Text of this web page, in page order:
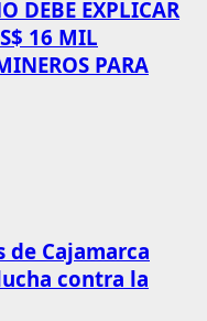
DEBE EXPLICAR
16 MIL
PARA
de Cajamarca
contra la